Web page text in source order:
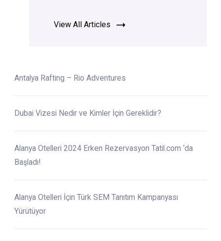
View All Articles
Antalya Rafting – Rio Adventures
Dubai Vizesi Nedir ve Kimler İçin Gereklidir?
Alanya Otelleri 2024 Erken Rezervasyon Tatil.com ‘da
Başladı!
Alanya Otelleri İçin Türk SEM Tanıtım Kampanyası
Yürütüyor